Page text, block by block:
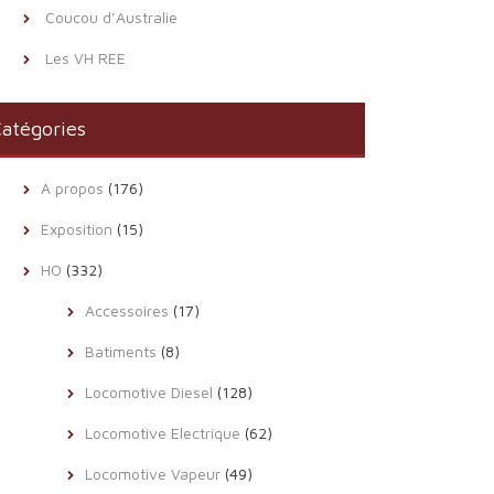
Coucou d’Australie
Les VH REE
A propos (176)
Exposition (15)
HO (332)
Accessoires (17)
Batiments (8)
Locomotive Diesel (128)
Locomotive Electrique (62)
Locomotive Vapeur (49)